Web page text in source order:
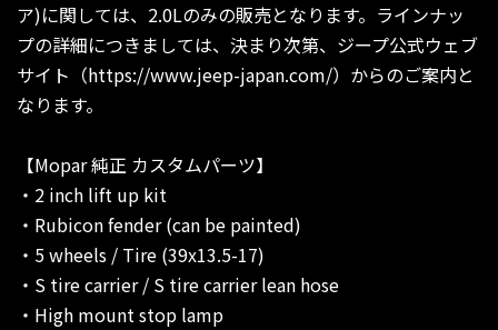
ア)に関しては、2.0Lのみの販売となります。ラインナッ
プの詳細につきましては、決まり次第、ジープ公式ウェブ
サイト（https://www.jeep-japan.com/）からのご案内と
なります。
【Mopar 純正 カスタムパーツ】
・2 inch lift up kit
・Rubicon fender (can be painted)
・5 wheels / Tire (39x13.5-17)
・S tire carrier / S tire carrier lean hose
・High mount stop lamp